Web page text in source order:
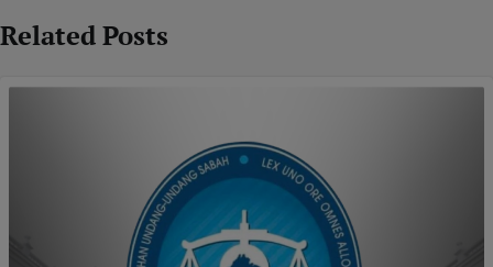
Related Posts